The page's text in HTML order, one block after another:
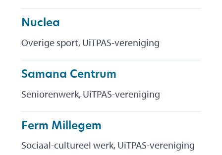
Nuclea
Overige sport, UiTPAS-vereniging
Samana Centrum
Seniorenwerk, UiTPAS-vereniging
Ferm Millegem
Sociaal-cultureel werk, UiTPAS-vereniging